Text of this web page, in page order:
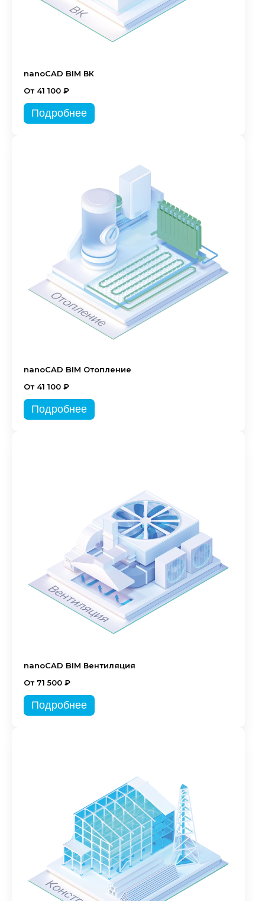
nanoCAD BIM ВК
От 41 100 ₽
Подробнее
nanoCAD BIM Отопление
От 41 100 ₽
Подробнее
nanoCAD BIM Вентиляция
От 71 500 ₽
Подробнее